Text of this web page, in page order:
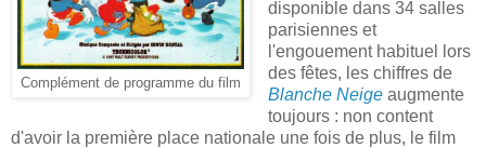
Complément de programme du film
disponible dans 34 salles
parisiennes et
l'engouement habituel lors
des fêtes, les chiffres de
Blanche Neigeaugmente
toujours : non content
d'avoir la première place nationale une fois de plus, le film